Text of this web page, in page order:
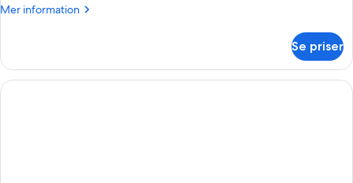
luftkonditionering
(Balcony,4
adults+1
Mer information
Mer
Classic
2
Se priser